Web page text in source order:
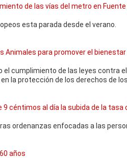
de las vías del metro en
esta parada desde el verano.
Animales para promover el
el cumplimiento de las leyes contra
la protección de los derechos de
9 céntimos al día la subida de la tasa
ordenanzas enfocadas a las
años